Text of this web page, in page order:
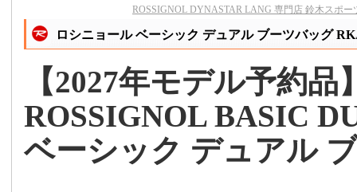
ROSSIGNOL DYNASTAR LANG 専門店 鈴木スポー
ロシニョール ベーシック デュアル ブーツバッグ
【2027年モデル予約品
ROSSIGNOL BASIC
ベーシック デュアル